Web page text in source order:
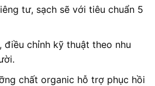
tư, sạch sẽ với tiêu chuẩn 5
điều chỉnh kỹ thuật theo nhu
chất organic hỗ trợ phục hồi